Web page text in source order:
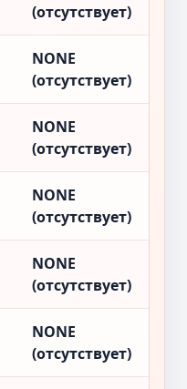
(отсутствует)
NONE
(отсутствует)
NONE
(отсутствует)
NONE
(отсутствует)
NONE
(отсутствует)
NONE
(отсутствует)